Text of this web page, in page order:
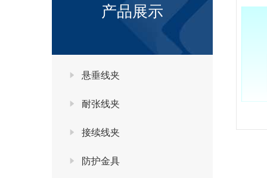
产品展示
悬垂线夹
耐张线夹
接续线夹
防护金具